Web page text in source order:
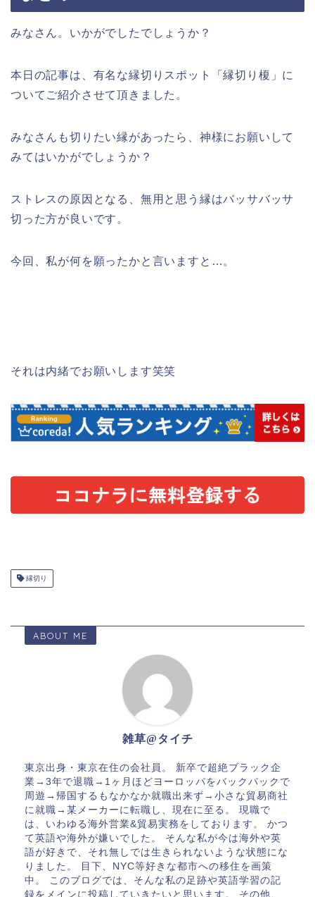
みなさん。いかがでしたでしょうか？
本日の記事は、有名な縁切りスポット「縁切り榎」に
ついてご紹介させて頂きました。
みなさんも切りたい縁があったら、神様にお願いして
みてはいかがでしょうか？
ストレスの原因となる、無用と思う縁はバッサバッサ
切った方が良いです。
今回、私が何を願ったかと言いますと…。
それは内緒でお願いします笑笑
縁切り
ABOUT ME
雑草@タイチ
東京出身・東京在住の会社員。 新卒で超絶ブラック企
業→3年で退職→1ヶ月ほどヨーロッパをバックパックで
周遊→帰国するもなかなか就職出来ず→小さな貿易商社
に就職→某メーカーに転職し、現在に至る。 現職で
は、いわゆる海外営業&貿易実務をしております。 かつ
て英語や海外が嫌いでした。 そんな私が今は海外や英
語が好きで、それ無しでは生きられないような状態にな
りました。 目下、NYC等好きな都市への移住を画策
中。 このブログでは、そんな私の足跡や英語学習の記
録をメインに投稿していきたいと思います。 その他、